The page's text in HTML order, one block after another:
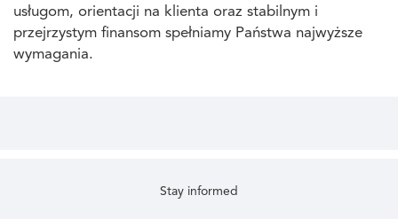
usługom, orientacji na klienta oraz stabilnym i
przejrzystym finansom spełniamy Państwa najwyższe
wymagania.
Stay informed